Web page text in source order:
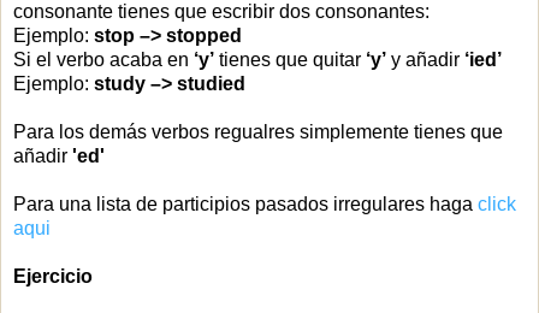
consonante tienes que escribir dos consonantes:
Ejemplo:stop –> stopped
Si el verbo acaba en ‘y’ tienes que quitar ‘y’ y añadir ‘ied’
Ejemplo:study –> studied
Para los demás verbos regualres simplemente tienes que
añadir'ed'
Para una lista de participios pasados irregulares hagaclick
aqui
Ejercicio